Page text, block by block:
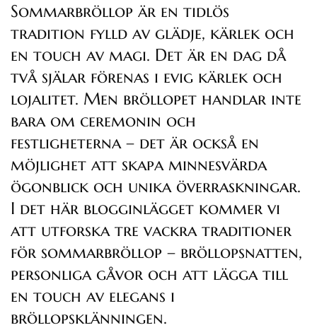
Sommarbröllop är en tidlös
tradition fylld av glädje, kärlek och
en touch av magi. Det är en dag då
två själar förenas i evig kärlek och
lojalitet. Men bröllopet handlar inte
bara om ceremonin och
festligheterna – det är också en
möjlighet att skapa minnesvärda
ögonblick och unika överraskningar.
I det här blogginlägget kommer vi
att utforska tre vackra traditioner
för sommarbröllop – bröllopsnatten,
personliga gåvor och att lägga till
en touch av elegans i
bröllopsklänningen.